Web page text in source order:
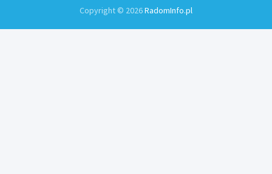
Copyright © 2026RadomInfo.pl